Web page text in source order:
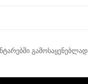
გამოსაყენებლად.